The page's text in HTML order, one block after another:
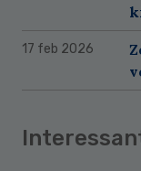
17 feb 2026